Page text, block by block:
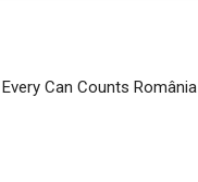
Every Can Counts